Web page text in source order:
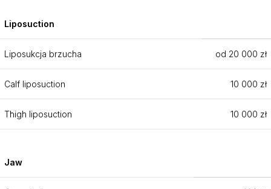
Liposuction
Liposukcja brzucha od 20 000 zł
Calf liposuction 10 000 zł
Thigh liposuction 10 000 zł
Jaw